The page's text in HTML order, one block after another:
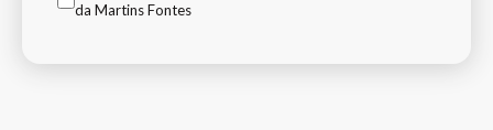
da Martins Fontes